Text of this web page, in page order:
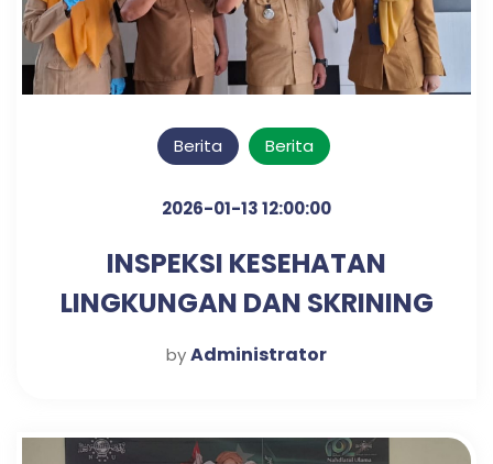
Berita Berita
2026-01-13 12:00:00
INSPEKSI KESEHATAN
LINGKUNGAN DAN SKRINING
DIABETES & HIPERTENSI
byAdministrator